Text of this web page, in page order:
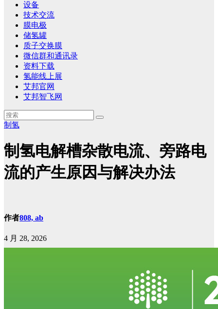
设备
技术交流
膜电极
储氢罐
质子交换膜
微信群和通讯录
资料下载
氢能线上展
艾邦官网
艾邦智飞网
制氢
制氢电解槽杂散电流、旁路电
流的产生原因与解决办法
作者808, ab
4 月 28, 2026